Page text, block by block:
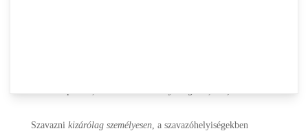
Szavazni kizárólag személyesen, a szavazóhelyiségekben